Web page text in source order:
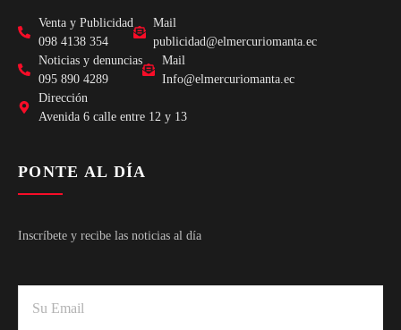
Venta y Publicidad
098 4138 354
Mail
publicidad@elmercuriomanta.ec
Noticias y denuncias
095 890 4289
Mail
Info@elmercuriomanta.ec
Dirección
Avenida 6 calle entre 12 y 13
PONTE AL DÍA
Inscríbete y recibe las noticias al día